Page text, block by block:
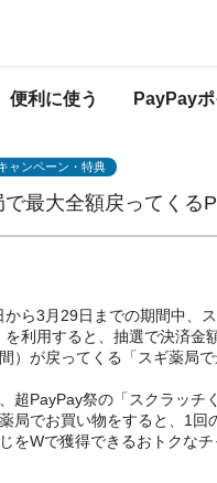
便利に使う PayPayポ
ャンペーン・特典
で最大全額戻ってく
から3月29日までの期間中、
を利用すると、抽選で決済金
）が戻ってくる「スギ薬局
超PayPay祭の「スクラッ
局でお買い物をすると、1回
をWで獲得できるおトクな